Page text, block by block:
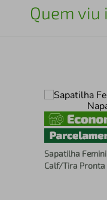
Quem viu
Sapatilha
Calf/Tira Pronta